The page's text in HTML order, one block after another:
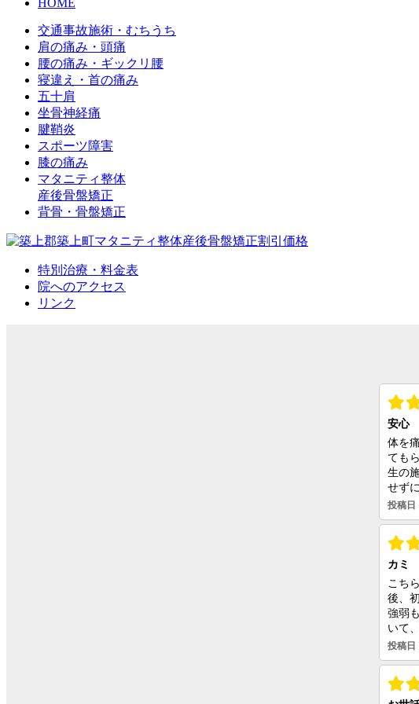
HOME
交通事故施術・むちうち
肩の痛み・頭痛
腰の痛み・ギックリ腰
寝違え・首の痛み
五十肩
坐骨神経痛
腱鞘炎
スポーツ障害
膝の痛み
マタニティ整体
産後骨盤矯正
背骨・骨盤矯正
特別治療・料金表
院へのアクセス
リンク